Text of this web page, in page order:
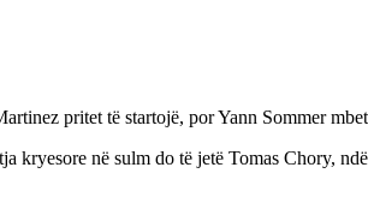
pritet të startojë, por Yann Sommer
në sulm do të jetë Tomas Chory,